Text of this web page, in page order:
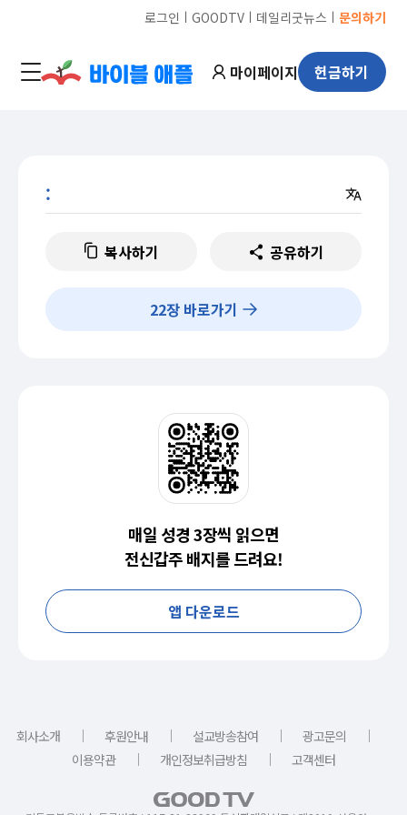
로그인 ㅣ GOODTVㅣ 데일리굿뉴스 ㅣ 문의하기
마이페이지 헌금하기
:
복사하기 공유하기
22장 바로가기
매일 성경 3장씩 읽으면
전신갑주 배지를 드려요!
앱 다운로드
회사소개 ｜ 후원안내 ｜ 설교방송참여 ｜ 광고문의
｜
이용약관
｜ 개인정보취급방침 ｜ 고객센터